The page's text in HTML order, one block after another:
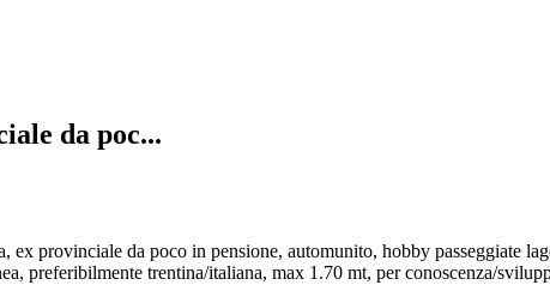
da poc...
ex provinciale da poco in pensione, automunito, hobby passeggiate
preferibilmente trentina/italiana, max 1.70 mt, per conoscenza/